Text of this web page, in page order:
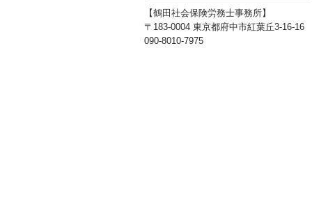
【鶴田社会保険労務士事務所】
〒183-0004 東京都府中市紅葉丘3-16-16
090-8010-7975